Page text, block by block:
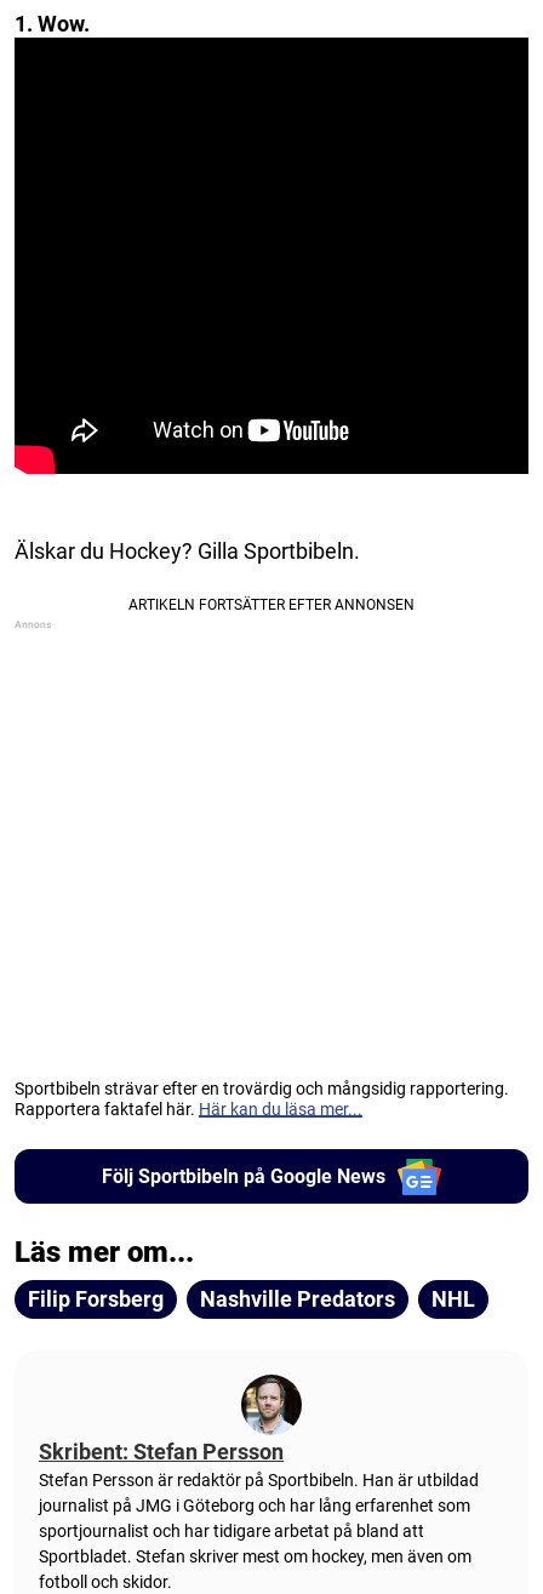
1. Wow.
Älskar du Hockey? Gilla Sportbibeln.
Sportbibeln strävar efter en trovärdig och mångsidig rapportering.
Rapportera faktafel här. Här kan du läsa mer...
Följ Sportbibeln på Google News
Läs mer om...
Filip Forsberg Nashville Predators NHL
Skribent: Stefan Persson
Stefan Persson är redaktör på Sportbibeln. Han är utbildad
journalist på JMG i Göteborg och har lång erfarenhet som
sportjournalist och har tidigare arbetat på bland att
Sportbladet. Stefan skriver mest om hockey, men även om
fotboll och skidor.